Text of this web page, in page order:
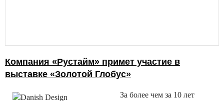
Компания «Рустайм» примет участие в
выставке «Золотой Глобус»
За более чем за 10 лет